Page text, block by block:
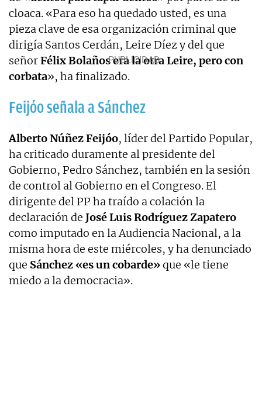
cloaca. «Para eso ha quedado usted, es una
pieza clave de esa organización criminal que
dirigía Santos Cerdán, Leire Díez y del que
señorFélix Bolaños era la otra Leire, pero con
corbata», ha finalizado.
Feijóo señala a Sánchez
Alberto Núñez Feijóo, líder del Partido Popular,
ha criticado duramente al presidente del
Gobierno, Pedro Sánchez, también en la sesión
de control al Gobierno en el Congreso. El
dirigente del PP ha traído a colación la
declaración de José Luis Rodríguez Zapatero
como imputado en la Audiencia Nacional, a la
misma hora de este miércoles, y ha denunciado
que Sánchez «es un cobarde»que «le tiene
miedo a la democracia».